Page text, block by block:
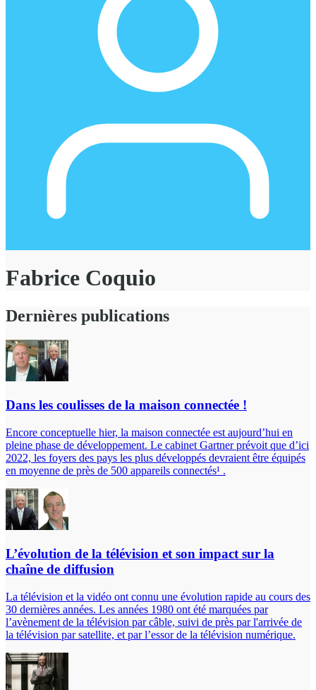
Fabrice Coquio
Dernières publications
Dans les coulisses de la maison connectée !
Encore conceptuelle hier, la maison connectée est aujourd’hui en
pleine phase de développement. Le cabinet Gartner prévoit que d’ici
2022, les foyers des pays les plus développés devraient être équipés
en moyenne de près de 500 appareils connectés¹ .
L’évolution de la télévision et son impact sur la
chaîne de diffusion
La télévision et la vidéo ont connu une évolution rapide au cours des
30 dernières années. Les années 1980 ont été marquées par
l’avènement de la télévision par câble, suivi de près par l'arrivée de
la télévision par satellite, et par l’essor de la télévision numérique.